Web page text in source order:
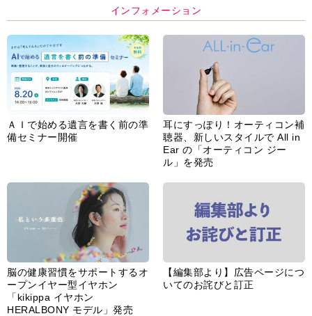
インフォメーション
ＡＩで始める遺言を書く前の準
備セミナー開催
耳にすっぽり！オーティコン補
聴器、新しいスタイルで All in
Ear の「オーティコン ジー
ル」を発売
脳の健康習慣をサポートするオ
ープンイヤー型イヤホン
「kikippa イヤホン
HERALBONY モデル」発売
【編集部より】広告ページにつ
いてのお詫びと訂正